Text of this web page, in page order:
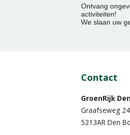
Ontvang
activiteiten!
We slaan uw
Contact
GroenRijk
Graafseweg
5213AR Den